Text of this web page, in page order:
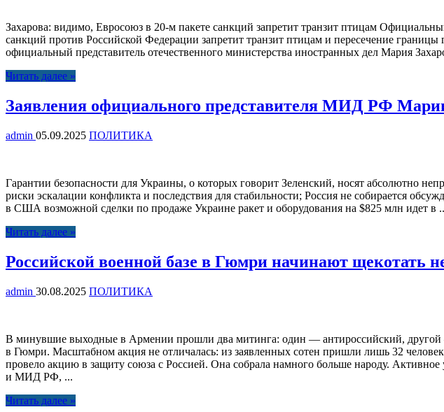
Захарова: видимо, Евросоюз в 20-м пакете санкций запретит транзит птицам
санкций против Российской Федерации запретит транзит птицам и пересечение
официальный представитель отечественного министерства иностранных дел Мария
Читать далее »
Заявления официального представителя МИД РФ
admin 05.09.2025 ПОЛИТИКА
Гарантии безопасности для Украины, о которых говорит Зеленский, носят абсолютно
риски эскалации конфликта и последствия для стабильности; Россия не собирается
в США возможной сделки по продаже Украине ракет и оборудования на $825 млн идет в
Читать далее »
Российской военной базе в Гюмри начинают щекотать
admin 30.08.2025 ПОЛИТИКА
В минувшие выходные в Армении прошли два митинга: один — антироссийский, другой
в Гюмри. Масштабном акция не отличалась: из заявленных сотен пришли лишь 32
провело акцию в защиту союза с Россией. Она собрала намного больше народу.
и МИД РФ, ...
Читать далее »